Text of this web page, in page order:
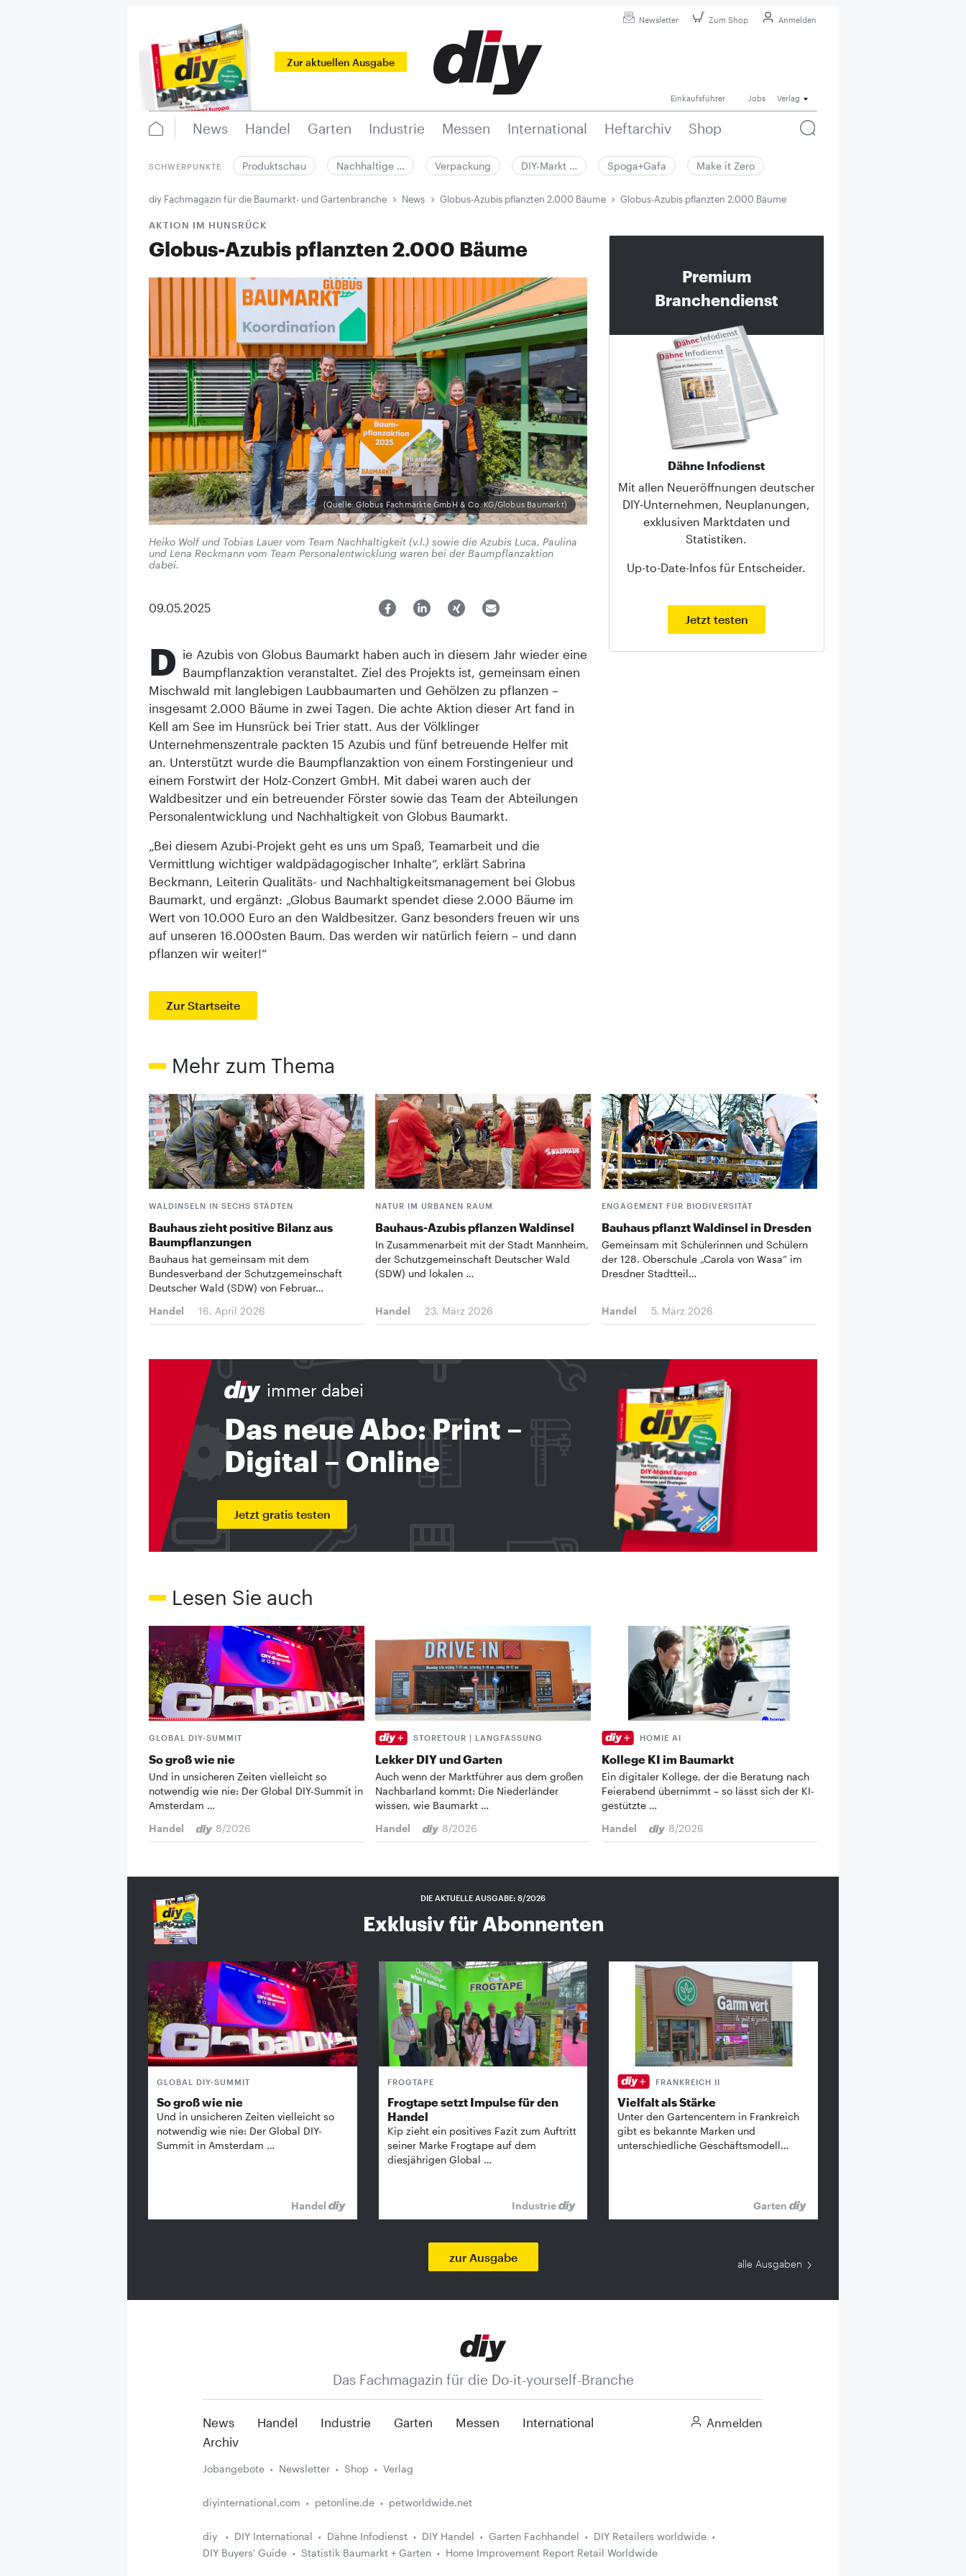
Newsletter Zum Shop Anmelden
Zur aktuellen Ausgabe
Einkaufsführer Jobs Verlag
News Handel Garten Industrie Messen International Heftarchiv Shop
SCHWERPUNKTE Produktschau Nachhaltige … Verpackung DIY-Markt … Spoga+Gafa Make it Zero
diy Fachmagazin für die Baumarkt- und Gartenbranche News Globus-Azubis pflanzten 2.000 Bäume Globus-Azubis pflanzten 2.000 Bäume
AKTION IM HUNSRÜCK
Globus-Azubis pflanzten 2.000 Bäume
(Quelle: Globus Fachmärkte GmbH & Co. KG/Globus Baumarkt)
Heiko Wolf und Tobias Lauer vom Team Nachhaltigkeit (v.l.) sowie die Azubis Luca, Paulina
und Lena Reckmann vom Team Personalentwicklung waren bei der Baumpflanzaktion
dabei.
09.05.2025
D ie Azubis von Globus Baumarkt haben auch in diesem Jahr wieder eine
Baumpflanzaktion veranstaltet. Ziel des Projekts ist, gemeinsam einen
Mischwald mit langlebigen Laubbaumarten und Gehölzen zu pflanzen –
insgesamt 2.000 Bäume in zwei Tagen. Die achte Aktion dieser Art fand in
Kell am See im Hunsrück bei Trier statt. Aus der Völklinger
Unternehmenszentrale packten 15 Azubis und fünf betreuende Helfer mit
an. Unterstützt wurde die Baumpflanzaktion von einem Forstingenieur und
einem Forstwirt der Holz-Conzert GmbH. Mit dabei waren auch der
Waldbesitzer und ein betreuender Förster sowie das Team der Abteilungen
Personalentwicklung und Nachhaltigkeit von Globus Baumarkt.
„Bei diesem Azubi-Projekt geht es uns um Spaß, Teamarbeit und die
Vermittlung wichtiger waldpädagogischer Inhalte“, erklärt Sabrina
Beckmann, Leiterin Qualitäts- und Nachhaltigkeitsmanagement bei Globus
Baumarkt, und ergänzt: „Globus Baumarkt spendet diese 2.000 Bäume im
Wert von 10.000 Euro an den Waldbesitzer. Ganz besonders freuen wir uns
auf unseren 16.000sten Baum. Das werden wir natürlich feiern – und dann
pflanzen wir weiter!“
Zur Startseite
Premium
Branchendienst
Dähne Infodienst
Mit allen Neueröffnungen deutscher
DIY-Unternehmen, Neuplanungen,
exklusiven Marktdaten und
Statistiken.
Up-to-Date-Infos für Entscheider.
Jetzt testen
Mehr zum Thema
WALDINSELN IN SECHS STÄDTEN
Bauhaus zieht positive Bilanz aus
Baumpflanzungen
Bauhaus hat gemeinsam mit dem
Bundesverband der Schutzgemeinschaft
Deutscher Wald (SDW) von Februar…
Handel
16. April 2026
NATUR IM URBANEN RAUM
Bauhaus-Azubis pflanzen Waldinsel
In Zusammenarbeit mit der Stadt Mannheim,
der Schutzgemeinschaft Deutscher Wald
(SDW) und lokalen …
Handel 23. März 2026
ENGAGEMENT FÜR BIODIVERSITÄT
Bauhaus pflanzt Waldinsel in Dresden
Gemeinsam mit Schülerinnen und Schülern
der 128. Oberschule „Carola von Wasa“ im
Dresdner Stadtteil…
Handel 5. März 2026
immer dabei
Das neue Abo: Print –
Digital – Online
Jetzt gratis testen
Lesen Sie auch
GLOBAL DIY-SUMMIT
So groß wie nie
Und in unsicheren Zeiten vielleicht so
notwendig wie nie: Der Global DIY-Summit in
Amsterdam …
Handel
8/2026
STORETOUR | LANGFASSUNG
Lekker DIY und Garten
Auch wenn der Marktführer aus dem großen
Nachbarland kommt: Die Niederländer
wissen, wie Baumarkt …
Handel
8/2026
HOMIE AI
Kollege KI im Baumarkt
Ein digitaler Kollege, der die Beratung nach
Feierabend übernimmt – so lässt sich der KI-
gestützte …
Handel
8/2026
DIE AKTUELLE AUSGABE: 8/2026
Exklusiv für Abonnenten
GLOBAL DIY-SUMMIT
So groß wie nie
Und in unsicheren Zeiten vielleicht so
notwendig wie nie: Der Global DIY-
Summit in Amsterdam …
Handel
FROGTAPE
Frogtape setzt Impulse für den
Handel
Kip zieht ein positives Fazit zum Auftritt
seiner Marke Frogtape auf dem
diesjährigen Global …
Industrie
FRANKREICH II
Vielfalt als Stärke
Unter den Gartencentern in Frankreich
gibt es bekannte ­Marken und
unterschiedliche Geschäftsmodell…
Garten
zur Ausgabe
alle Ausgaben
Das Fachmagazin für die Do-it-yourself-Branche
News Handel Industrie Garten Messen
International
Archiv
Anmelden
Jobangebote Newsletter Shop Verlag
diyinternational.com petonline.de petworldwide.net
diy DIY International Dähne Infodienst DIY Handel Garten Fachhandel
DIY Retailers worldwide
DIY Buyers' Guide
Statistik Baumarkt + Garten Home Improvement Report Retail Worldwide